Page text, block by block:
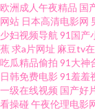
爱电影 欧美人视频
国产视频精品店 久
网站 97口爆 超碰在
欧洲成人午夜精品 国
网站 日本高清电影网
少妇视频导航 91国产
蕉 求a片网址 麻豆tv
吃瓜精品偷拍 91大神
日韩免费电影 91羞羞
一级在线视频 国产好
看操碰 午夜伦理电影